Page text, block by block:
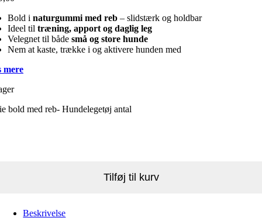
Bold i naturgummi med reb – slidstærk og holdbar
Ideel til træning, apport og daglig leg
Velegnet til både små og store hunde
Nem at kaste, trække i og aktivere hunden med
mere
bold med reb- Hundelegetøj antal
Tilføj til kurv
Beskrivelse